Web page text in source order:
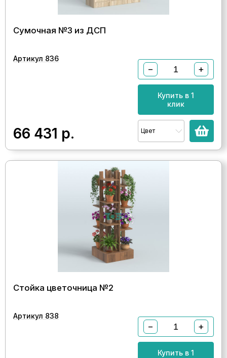
Сумочная №3 из ДСП
Артикул 836
66 431 р.
− +
Купить в 1
клик
Цвет
Стойка цветочница №2
Артикул 838
− +
Купить в 1